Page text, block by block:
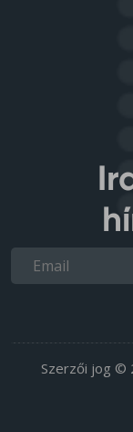
Szerzői jog ©